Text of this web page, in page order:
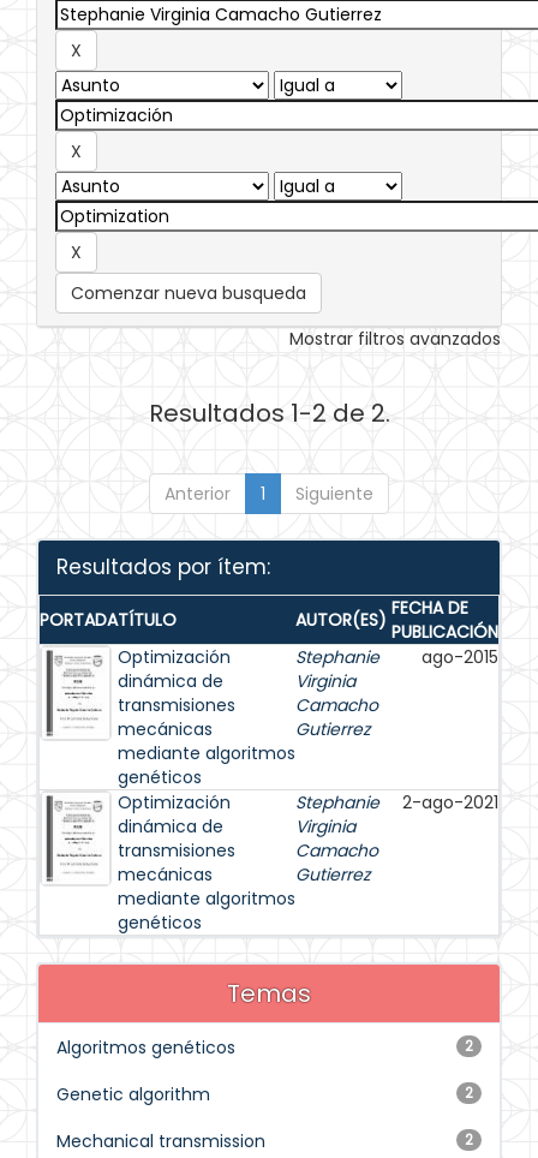
Comenzar nueva busqueda
Mostrar filtros avanzados
Resultados 1-2 de 2.
Anterior 1 Siguiente
Resultados por ítem:
PORTADATÍTULO AUTOR(ES) FECHA DE
PUBLICACIÓN
Optimización
dinámica de
transmisiones
mecánicas
mediante algoritmos
genéticos
Stephanie
Virginia
Camacho
Gutierrez
ago-2015
Optimización
dinámica de
transmisiones
mecánicas
mediante algoritmos
genéticos
Stephanie
Virginia
Camacho
Gutierrez
2-ago-2021
Temas
2
Algoritmos genéticos
2
Genetic algorithm
2
Mechanical transmission